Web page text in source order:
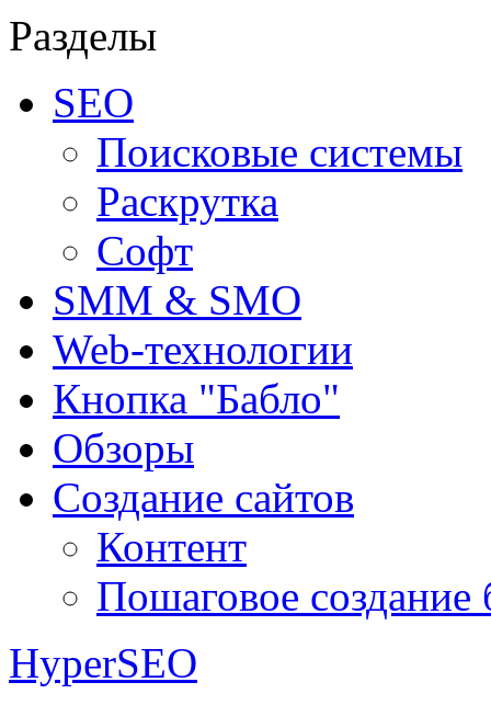
Разделы
SEO
Поисковые системы
Раскрутка
Софт
SMM & SMO
Web-технологии
Кнопка "Бабло"
Обзоры
Создание сайтов
Контент
Пошаговое создание
HyperSEO